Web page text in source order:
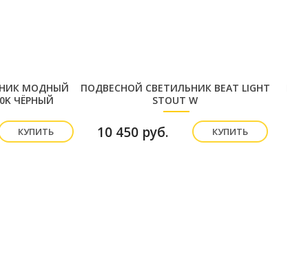
МОДНЫЙ
ЧЁРНЫЙ
КУПИТЬ
ПОДВЕСНОЙ СВЕТИЛЬНИК BEAT LIGHT
STOUT W
10 450 руб. КУПИТЬ